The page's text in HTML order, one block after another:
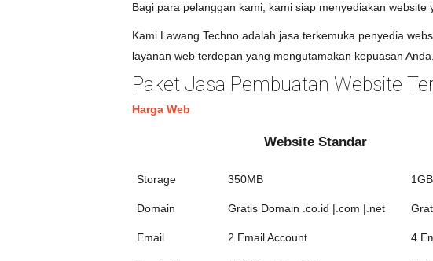
Bagi para pelanggan kami, kami siap menyediakan website
Kami Lawang Techno adalah jasa terkemuka penyedia
layanan web terdepan yang mengutamakan kepuasan
Paket Jasa Pembuatan Website
Harga Web
Website Standar
Storage 350MB 1GB
Domain Gratis Domain .co.id |.com |.net
Email 2 Email Account 4